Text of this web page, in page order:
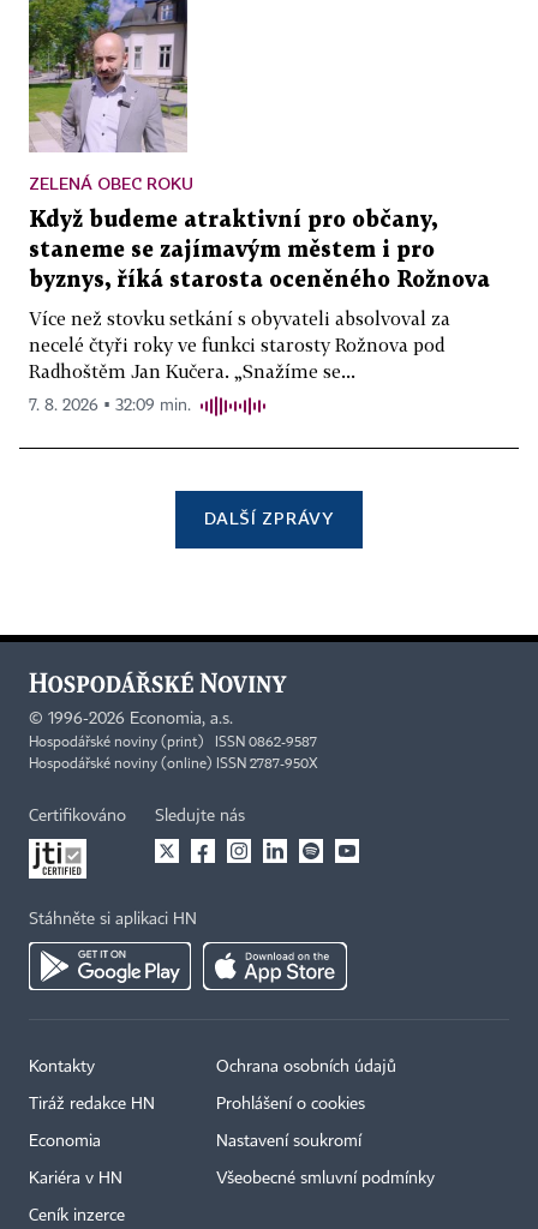
ZELENÁ OBEC ROKU
Když budeme atraktivní pro občany,
staneme se zajímavým městem i pro
byznys, říká starosta oceněného Rožnova
Více než stovku setkání s obyvateli absolvoval za
necelé čtyři roky ve funkci starosty Rožnova pod
Radhoštěm Jan Kučera. „Snažíme se...
7. 8. 2026 ▪ 32:09 min.
DALŠÍ ZPRÁVY
© 1996-2026 Economia, a.s.
Hospodářské noviny (print) ISSN 0862-9587
Hospodářské noviny (online) ISSN 2787-950X
Certifikováno Sledujte nás
Stáhněte si aplikaci HN
Kontakty
Tiráž redakce HN
Economia
Kariéra v HN
Ceník inzerce
Ochrana osobních údajů
Prohlášení o cookies
Nastavení soukromí
Všeobecné smluvní podmínky